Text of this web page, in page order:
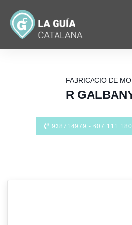
FABRICACIO DE
R
938714979 - 607 111 180